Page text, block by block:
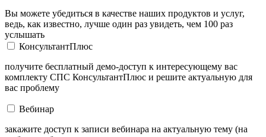
Вы можете убедиться в качестве наших продуктов и услуг,
ведь, как известно, лучше один раз увидеть, чем 100 раз
услышать
КонсультантПлюс
получите бесплатный демо-доступ к интересующему вас
комплекту СПС КонсультантПлюс и решите актуальную для
вас проблему
Вебинар
закажите доступ к записи вебинара на актуальную тему (на